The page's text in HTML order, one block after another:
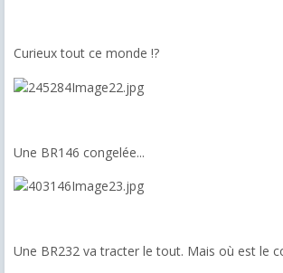
Curieux tout ce monde !?
Une BR146 congelée...
Une BR232 va tracter le tout. Mais où est le